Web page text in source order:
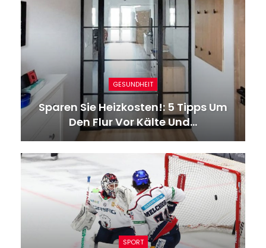
GESUNDHEIT
Sparen Sie Heizkosten!: 5 Tipps Um
Den Flur Vor Kälte Und…
SPORT